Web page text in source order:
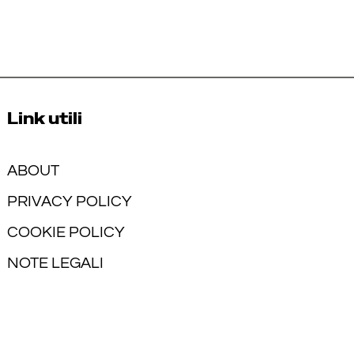
Link utili
ABOUT
PRIVACY POLICY
COOKIE POLICY
NOTE LEGALI